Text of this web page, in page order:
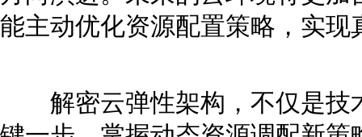
能主动优化资源配置策略，实现
解密云弹性架构，不仅是技